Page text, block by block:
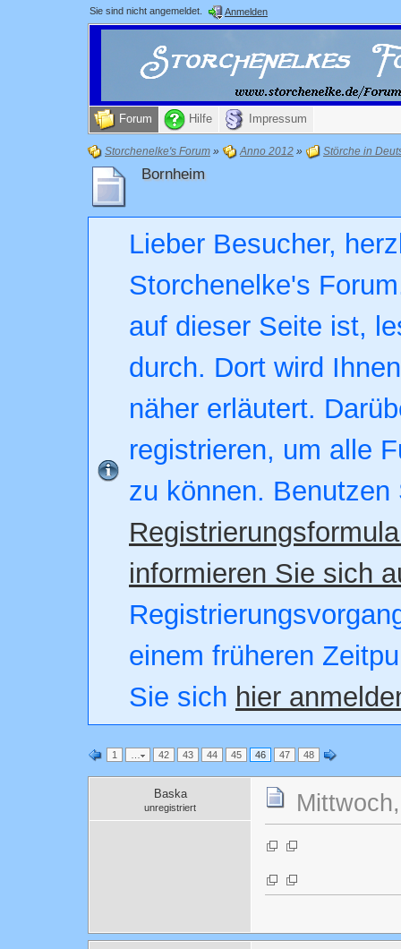
Sie sind nicht angemeldet. Anmelden
Forum Hilfe Impressum
Storchenelke's Forum » Anno 2012 » Störche in
Bornheim
Lieber Besucher,
Storchenelke's
auf dieser Seite ist,
durch. Dort wird
näher erläutert.
registrieren, um alle
zu können. Benutzen
informieren Sie sich
einem früheren
Sie sich hier
1 … 42 43 44 45 46 47 48
Baska
unregistriert